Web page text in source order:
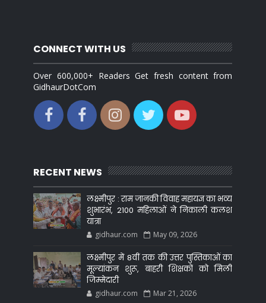
CONNECT WITH US
Over 600,000+ Readers Get fresh content from
GidhaurDotCom
RECENT NEWS
लक्ष्मीपुर : राम जानकी विवाह महायज्ञ का भव्य
शुभारंभ, 2100 महिलाओं ने निकाली कलश
यात्रा
gidhaur.com May 09, 2026
लक्ष्मीपुर में 8वीं तक की उत्तर पुस्तिकाओं का
मूल्यांकन शुरू, बाहरी शिक्षकों को मिली
जिम्मेदारी
gidhaur.com Mar 21, 2026